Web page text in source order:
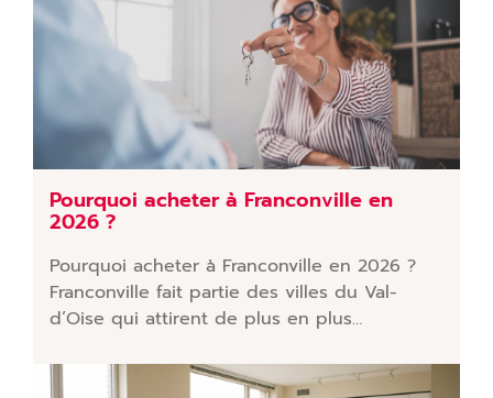
Pourquoi acheter à Franconville en
2026 ?
Pourquoi acheter à Franconville en 2026 ?
Franconville fait partie des villes du Val-
d’Oise qui attirent de plus en plus…